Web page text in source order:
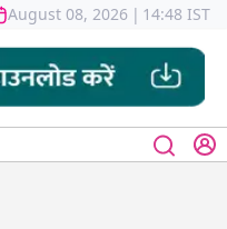
August 08, 2026 | 14:48 IST